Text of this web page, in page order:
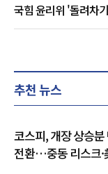
국힘 윤리위 '돌려차
추천 뉴스
코스피, 개장 상승
전환…중동 리스크·